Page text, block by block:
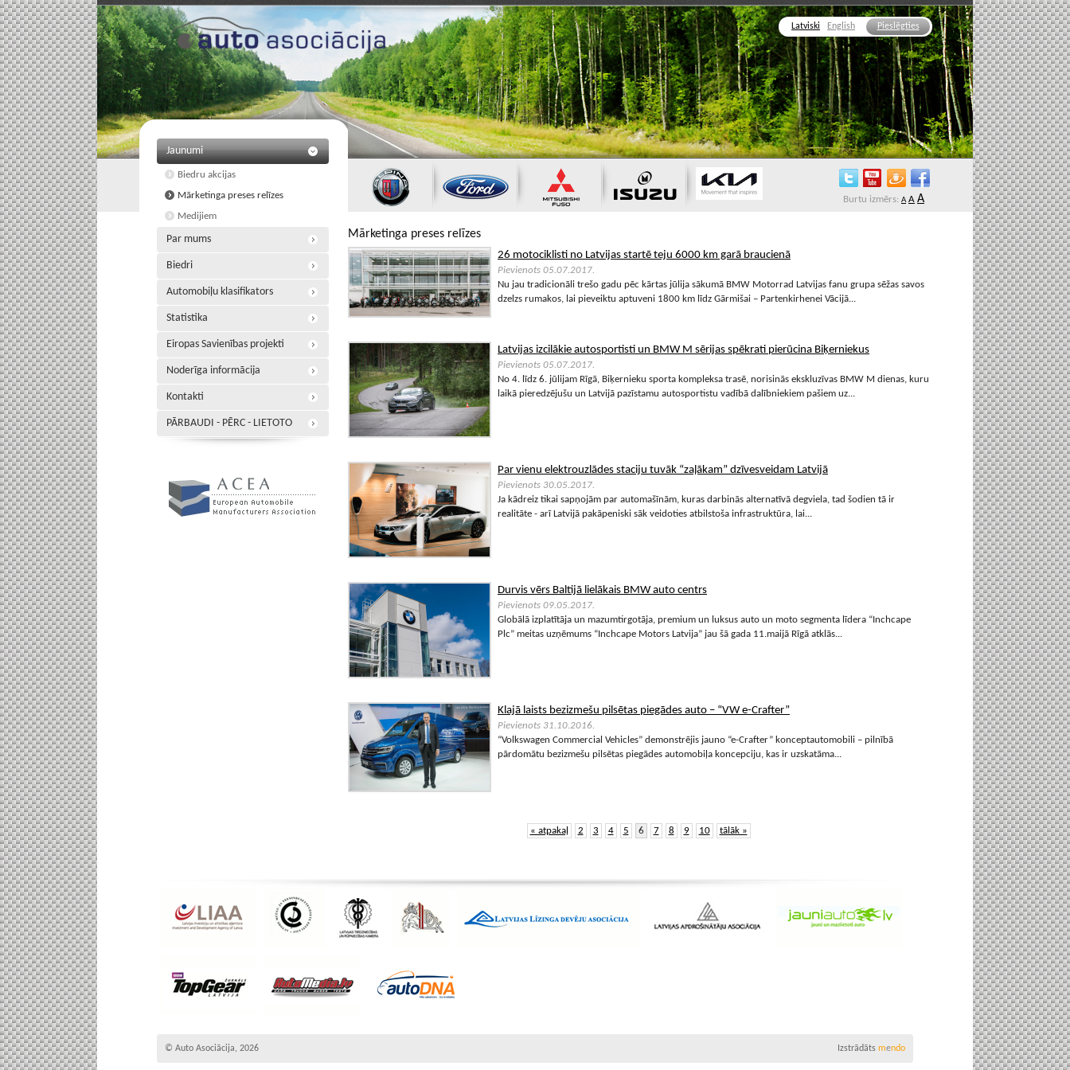
Latviski English Pieslēgties
Burtu izmērs: A A A
Jaunumi
Biedru akcijas
Mārketinga preses relīzes
Medijiem
Par mums
Biedri
Automobiļu klasifikators
Statistika
Eiropas Savienības projekti
Noderīga informācija
Kontakti
PĀRBAUDI - PĒRC - LIETOTO
Mārketinga preses relīzes
26 motociklisti no Latvijas startē teju 6000 km garā braucienā
Pievienots 05.07.2017.
Nu jau tradicionāli trešo gadu pēc kārtas jūlija sākumā BMW Motorrad Latvijas fanu grupa sēžas savos
dzelzs rumakos, lai pieveiktu aptuveni 1800 km līdz Gārmišai – Partenkirhenei Vācijā...
Latvijas izcilākie autosportisti un BMW M sērijas spēkrati pierūcina Biķerniekus
Pievienots 05.07.2017.
No 4. līdz 6. jūlijam Rīgā, Biķernieku sporta kompleksa trasē, norisinās ekskluzīvas BMW M dienas, kuru
laikā pieredzējušu un Latvijā pazīstamu autosportistu vadībā dalībniekiem pašiem uz...
Par vienu elektrouzlādes staciju tuvāk “zaļākam” dzīvesveidam Latvijā
Pievienots 30.05.2017.
Ja kādreiz tikai sapņojām par automašīnām, kuras darbinās alternatīvā degviela, tad šodien tā ir
realitāte - arī Latvijā pakāpeniski sāk veidoties atbilstoša infrastruktūra, lai...
Durvis vērs Baltijā lielākais BMW auto centrs
Pievienots 09.05.2017.
Globālā izplatītāja un mazumtirgotāja, premium un luksus auto un moto segmenta līdera “Inchcape
Plc” meitas uzņēmums “Inchcape Motors Latvija” jau šā gada 11.maijā Rīgā atklās...
Klajā laists bezizmešu pilsētas piegādes auto – “VW e-Crafter”
Pievienots 31.10.2016.
“Volkswagen Commercial Vehicles” demonstrējis jauno “e-Crafter” konceptautomobili – pilnībā
pārdomātu bezizmešu pilsētas piegādes automobiļa koncepciju, kas ir uzskatāma...
« atpakaļ 2 3 4 5 6 7 8 9 10 tālāk »
© Auto Asociācija, 2026 Izstrādāts mendo